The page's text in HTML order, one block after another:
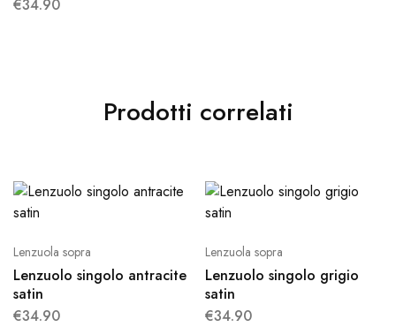
€34.90
Prodotti correlati
Lenzuola sopra
Lenzuolo singolo antracite
satin
€34.90
Lenzuola sopra
Lenzuolo singolo grigio
satin
€34.90